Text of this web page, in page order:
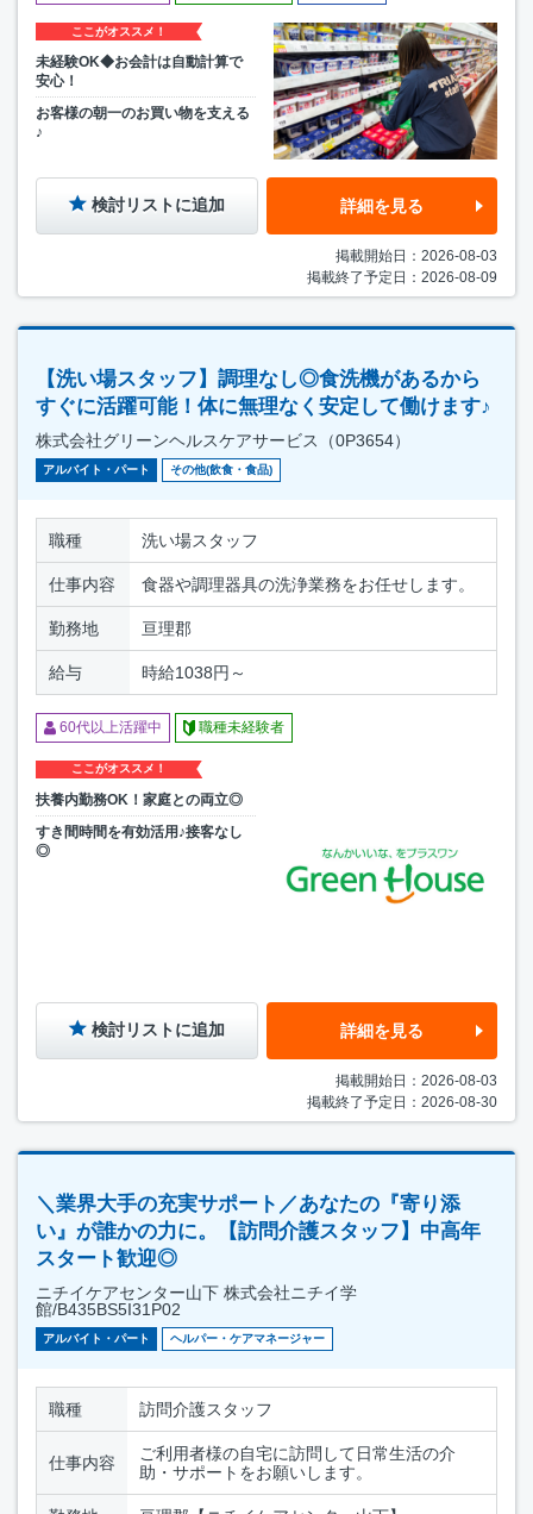
ここがオススメ！
未経験OK◆お会計は自動計算で
安心！
お客様の朝一のお買い物を支える
♪
検討リストに追加 詳細を見る
掲載開始日：2026-08-03
掲載終了予定日：2026-08-09
【洗い場スタッフ】調理なし◎食洗機があるから
すぐに活躍可能！体に無理なく安定して働けます♪
株式会社グリーンヘルスケアサービス（0P3654）
アルバイト・パート その他(飲食・食品)
職種 洗い場スタッフ
仕事内容 食器や調理器具の洗浄業務をお任せします。
勤務地 亘理郡
給与 時給1038円～
60代以上活躍中 職種未経験者
ここがオススメ！
扶養内勤務OK！家庭との両立◎
すき間時間を有効活用♪接客なし
◎
検討リストに追加 詳細を見る
掲載開始日：2026-08-03
掲載終了予定日：2026-08-30
＼業界大手の充実サポート／あなたの『寄り添
い』が誰かの力に。【訪問介護スタッフ】中高年
スタート歓迎◎
ニチイケアセンター山下 株式会社ニチイ学
館/B435BS5I31P02
アルバイト・パート ヘルパー・ケアマネージャー
職種 訪問介護スタッフ
仕事内容
ご利用者様の自宅に訪問して日常生活の介
助・サポートをお願いします。